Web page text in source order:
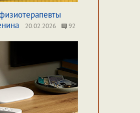
20.02.2026 92